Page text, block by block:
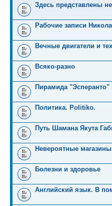
Здесь представлены
Рабочие записи
Вечные двигатели и
Всяко-разно
Пирамида "Эсперанто"
Политика. Politiko.
Путь Шамана Якута
Невероятные
Болезни и здоровье
Английский язык. В